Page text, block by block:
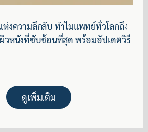
งความลึกลับ ทำไมแพทย์ทั่วโลกถึง
ผิวหนังที่ซับซ้อนที่สุด พร้อมอัปเดตวิธี
ดูเพิ่มเติม